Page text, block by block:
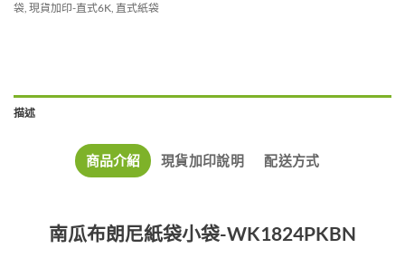
袋, 現貨加印-直式6K, 直式紙袋
描述
商品介紹 現貨加印說明 配送方式
南瓜布朗尼紙袋小袋-WK1824PKBN